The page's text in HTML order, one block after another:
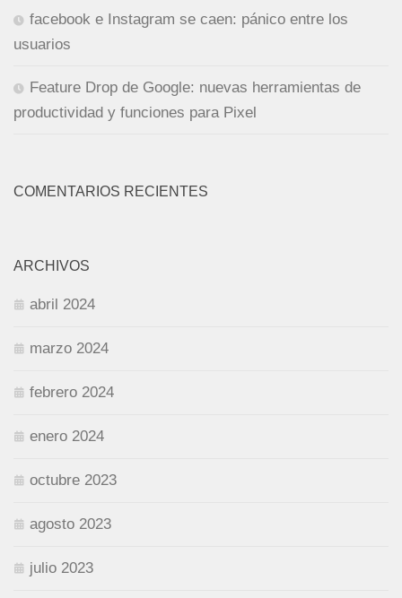
facebook e Instagram se caen: pánico entre los
usuarios
Feature Drop de Google: nuevas herramientas de
productividad y funciones para Pixel
COMENTARIOS RECIENTES
ARCHIVOS
abril 2024
marzo 2024
febrero 2024
enero 2024
octubre 2023
agosto 2023
julio 2023